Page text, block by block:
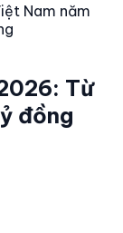
Nam năm
Từ
đồng